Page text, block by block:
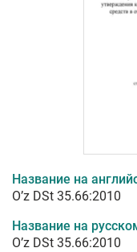
Название на
O’z DSt 35.66:2010
Название на
O’z DSt 35.66:2010